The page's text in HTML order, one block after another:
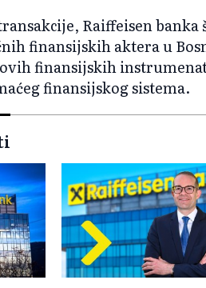
Raiffeisen
finansijskih aktera u
finansijskih
finansijskog sistema.